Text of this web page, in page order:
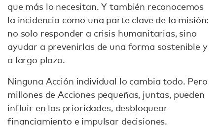
que más lo necesitan. Y también reconocemos
la incidencia como una parte clave de la misión:
no solo responder a crisis humanitarias, sino
ayudar a prevenirlas de una forma sostenible y
a largo plazo.
Ninguna Acción individual lo cambia todo. Pero
millones de Acciones pequeñas, juntas, pueden
influir en las prioridades, desbloquear
financiamiento e impulsar decisiones.